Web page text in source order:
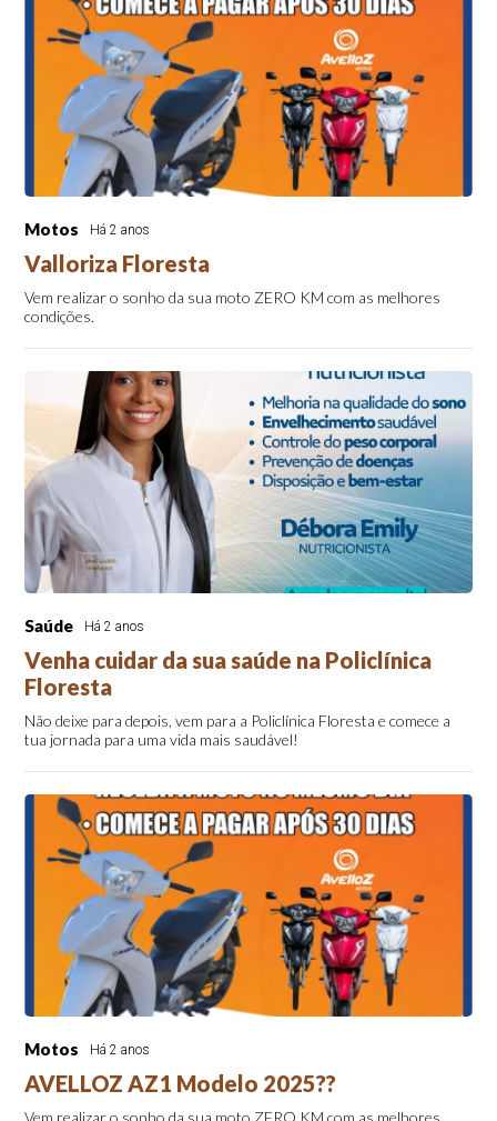
Motos Há 2 anos
Valloriza Floresta
Vem realizar o sonho da sua moto ZERO KM com as melhores
condições.
Saúde Há 2 anos
Venha cuidar da sua saúde na Policlínica
Floresta
Não deixe para depois, vem para a Policlínica Floresta e comece a
tua jornada para uma vida mais saudável!
Motos Há 2 anos
AVELLOZ AZ1 Modelo 2025??
Vem realizar o sonho da sua moto ZERO KM com as melhores